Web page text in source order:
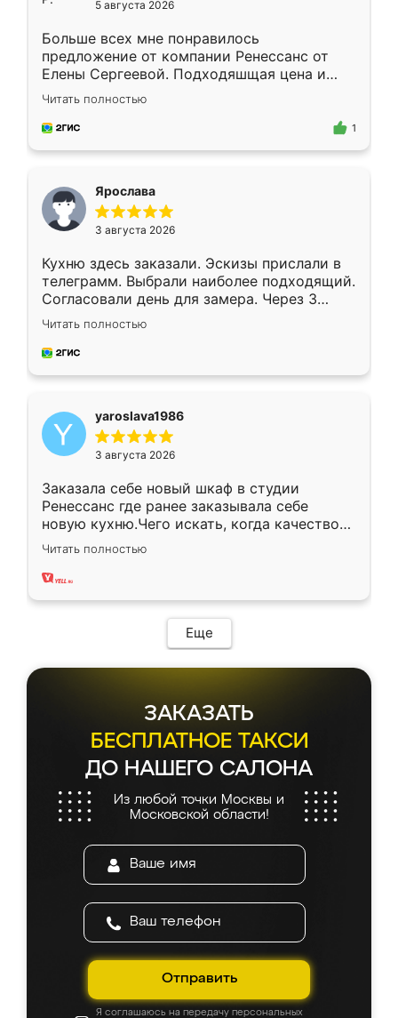
5 августа 2026
Больше всех мне понравилось
предложение от компании Ренессанс от
Елены Сергеевой. Подходяшщая цена и
короткие сроки изготовления. Приехавший
для замера сотрудник Владислав
предложил по моему эскизу самый
Читать полностью
1
Ярослава
3 августа 2026
Кухню здесь заказали. Эскизы прислали в
телеграмм. Выбрали наиболее подходящий.
Согласовали день для замера. Через 3
недели кухня была уже готова. Остались
довольны работой. Спасибо Ренессанс
мебель за качественную работу!
Читать полностью
yaroslava1986
3 августа 2026
Заказала себе новый шкаф в студии
Ренессанс где ранее заказывала себе
новую кухню.Чего искать, когда качеством
вполне довольна. Служит кухня уже почти
два года, нареканий нет.
Читать полностью
Еще
ЗАКАЗАТЬ
БЕСПЛАТНОЕ ТАКСИ
ДО НАШЕГО САЛОНА
Из любой точки Москвы и
Московской области!
Отправить
Я соглашаюсь на передачу персональных